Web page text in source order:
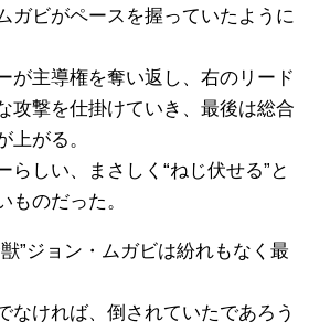
ガビがペースを握っていたように
が主導権を奪い返し、右のリード
攻撃を仕掛けていき、最後は総合
上がる。
らしい、まさしく“ねじ伏せる”と
ものだった。
”ジョン・ムガビは紛れもなく最
なければ、倒されていたであろう